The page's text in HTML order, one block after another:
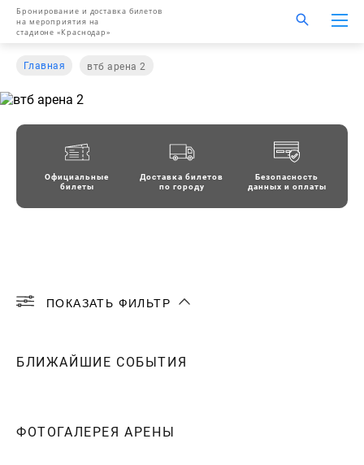
Бронирование и доставка билетов
на мероприятия на
стадионе «Краснодар»
Главная втб арена 2
Официальные
билеты
Доставка билетов
по городу
Безопасность
данных и оплаты
ПОКАЗАТЬ ФИЛЬТР
БЛИЖАЙШИЕ СОБЫТИЯ
ФОТОГАЛЕРЕЯ АРЕНЫ